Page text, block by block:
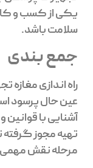
یکی از کسب و
سلامت باشد.
جمع بندی
راه اندازی
عین حال پرسود
آشنایی با قوانین
تهیه مجوز گرفته
مرحله نقش مهمی